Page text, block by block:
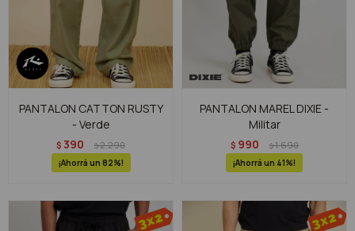
PANTALON CATTON RUSTY
- Verde
$ 390 $2.290
82
PANTALON MAREL DIXIE -
Militar
$ 990 $1.690
41